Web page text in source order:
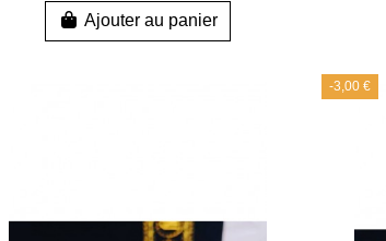
Ajouter au panier
-3,00 €